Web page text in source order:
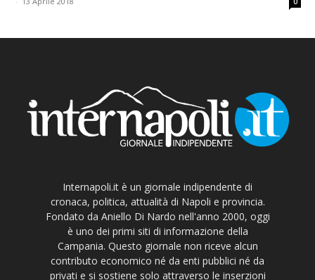
Internapoli.it è un giornale indipendente di
cronaca, politica, attualità di Napoli e provincia.
Fondato da Aniello Di Nardo nell'anno 2000, oggi
è uno dei primi siti di informazione della
Campania. Questo giornale non riceve alcun
contributo economico né da enti pubblici né da
privati e si sostiene solo attraverso le inserzioni